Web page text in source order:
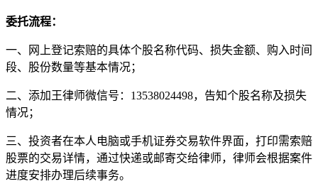
委托流程：
一、网上登记索赔的具体个股名称代码、损失金额、购入时间
段、股份数量等基本情况；
二、添加王律师微信号：13538024498，告知个股名称及损失
情况；
三、投资者在本人电脑或手机证券交易软件界面，打印需索赔
股票的交易详情，通过快递或邮寄交给律师，律师会根据案件
进度安排办理后续事务。